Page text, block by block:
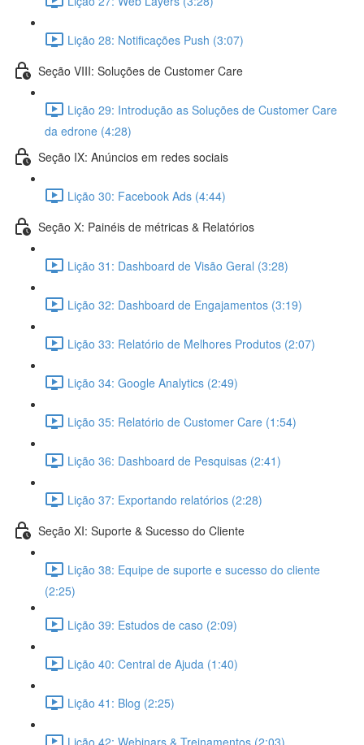
Lição 28: Notificações Push (3:07)
Seção VIII: Soluções de Customer Care
Lição 29: Introdução as Soluções de Customer Care
da edrone (4:28)
Seção IX: Anúncios em redes sociais
Lição 30: Facebook Ads (4:44)
Seção X: Painéis de métricas & Relatórios
Lição 31: Dashboard de Visão Geral (3:28)
Lição 32: Dashboard de Engajamentos (3:19)
Lição 33: Relatório de Melhores Produtos (2:07)
Lição 34: Google Analytics (2:49)
Lição 35: Relatório de Customer Care (1:54)
Lição 36: Dashboard de Pesquisas (2:41)
Lição 37: Exportando relatórios (2:28)
Seção XI: Suporte & Sucesso do Cliente
Lição 38: Equipe de suporte e sucesso do cliente
(2:25)
Lição 39: Estudos de caso (2:09)
Lição 40: Central de Ajuda (1:40)
Lição 41: Blog (2:25)
Lição 42: Webinars & Treinamentos (2:03)